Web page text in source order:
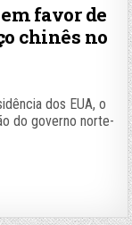
favor de
chinês no
dos EUA, o
do governo norte-